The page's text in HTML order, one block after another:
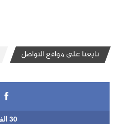
تابعنا على مواقع التواصل
30 الف